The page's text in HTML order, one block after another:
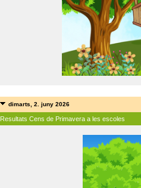
dimarts, 2. juny 2026
Resultats Cens de Primavera a les escoles